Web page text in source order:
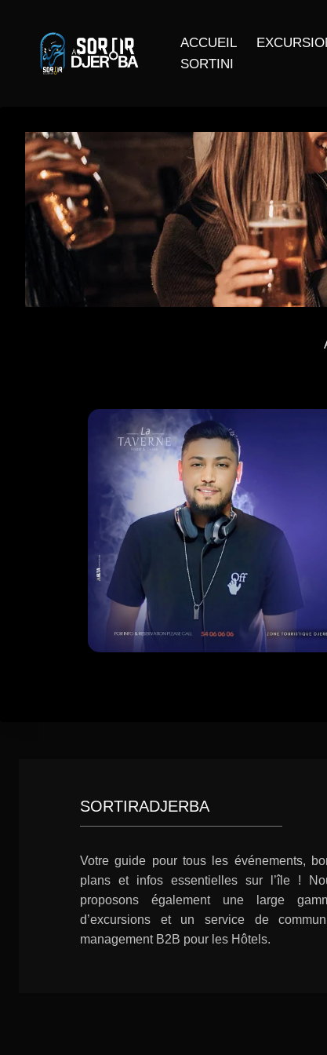
ACCUEIL
SORTINI
SORTIRADJERBA
Votre guide pour tous les événements,
plans et infos essentielles sur l’île !
proposons également une large
d’excursions et un service de
management B2B pour les Hôtels.